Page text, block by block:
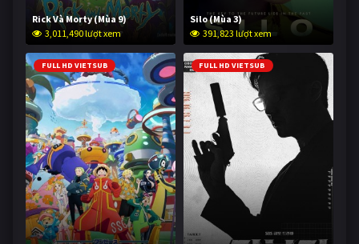
Rick Và Morty (Mùa 9)
3,011,490 lượt xem
Silo (Mùa 3)
391,823 lượt xem
FULL HD VIETSUB FULL HD VIETSUB